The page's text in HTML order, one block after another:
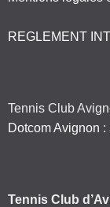
REGLEMENT
Tennis Club
Dotcom Avignon :
Tennis Club